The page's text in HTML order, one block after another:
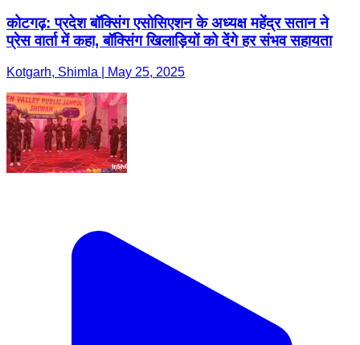
कोटगढ़: प्रदेश बॉक्सिंग एसोसिएशन के अध्यक्ष महेंद्र सतान ने
प्रेस वार्ता में कहा, बॉक्सिंग खिलाड़ियों को देंगे हर संभव सहायता
Kotgarh, Shimla | May 25, 2025